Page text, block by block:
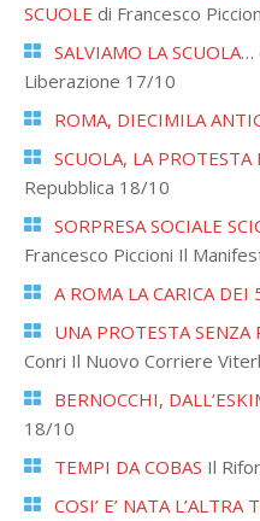
SCUOLE di Francesco
SALVIAMO LA SCUOLA…
Liberazione 17/10
ROMA, DIECIMILA
SCUOLA, LA
Repubblica 18/10
SORPRESA SOCIALE
Francesco Piccioni Il
A ROMA LA CARICA DEI
UNA PROTESTA SENZA
Conri Il Nuovo Corriere
BERNOCCHI,
18/10
TEMPI DA COBAS Il
COSI’ E’ NATA L’ALTRA